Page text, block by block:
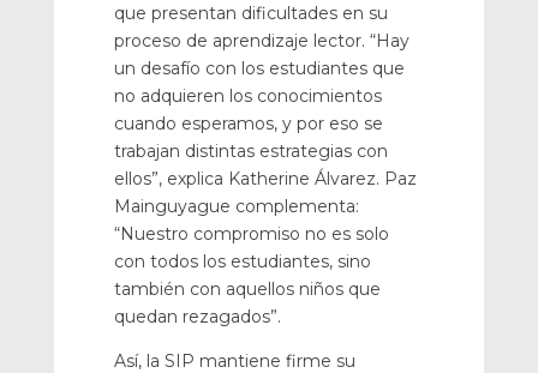
que presentan dificultades en su
proceso de aprendizaje lector. “Hay
un desafío con los estudiantes que
no adquieren los conocimientos
cuando esperamos, y por eso se
trabajan distintas estrategias con
ellos”, explica Katherine Álvarez. Paz
Mainguyague complementa:
“Nuestro compromiso no es solo
con todos los estudiantes, sino
también con aquellos niños que
quedan rezagados”.
Así, la SIP mantiene firme su